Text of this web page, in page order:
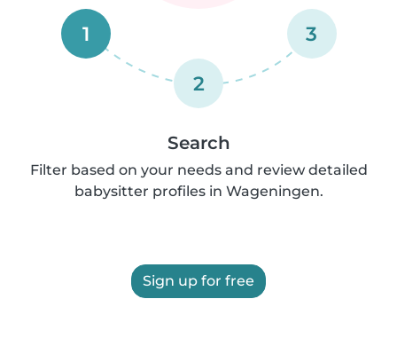
1
2
3
Search
Filter based on your needs and review detailed
babysitter profiles in Wageningen.
Sign up for free